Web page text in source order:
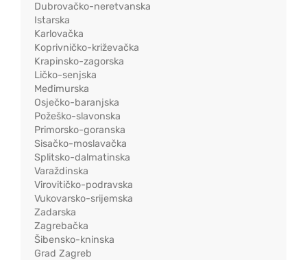
Dubrovačko-neretvanska
Istarska
Karlovačka
Koprivničko-križevačka
Krapinsko-zagorska
Ličko-senjska
Međimurska
Osječko-baranjska
Požeško-slavonska
Primorsko-goranska
Sisačko-moslavačka
Splitsko-dalmatinska
Varaždinska
Virovitičko-podravska
Vukovarsko-srijemska
Zadarska
Zagrebačka
Šibensko-kninska
Grad Zagreb